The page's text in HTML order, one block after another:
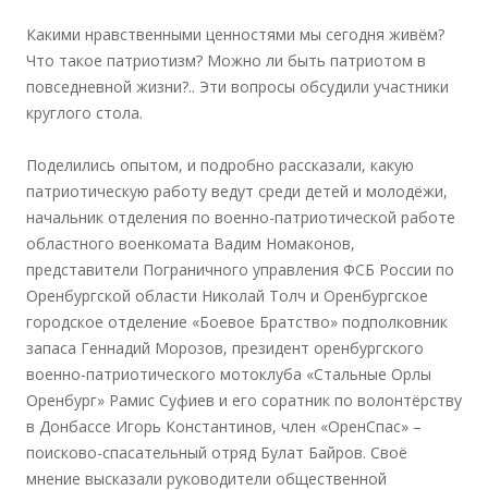
Какими нравственными ценностями мы сегодня живём?
Что такое патриотизм? Можно ли быть патриотом в
повседневной жизни?.. Эти вопросы обсудили участники
круглого стола.
Поделились опытом, и подробно рассказали, какую
патриотическую работу ведут среди детей и молодёжи,
начальник отделения по военно-патриотической работе
областного военкомата Вадим Номаконов,
представители Пограничного управления ФСБ России по
Оренбургской области Николай Толч и Оренбургское
городское отделение «Боевое Братство» подполковник
запаса Геннадий Морозов, президент оренбургского
военно-патриотического мотоклуба «Стальные Орлы
Оренбург» Рамис Суфиев и его соратник по волонтёрству
в Донбассе Игорь Константинов, член «ОренСпас» –
поисково-спасательный отряд Булат Байров. Своё
мнение высказали руководители общественной